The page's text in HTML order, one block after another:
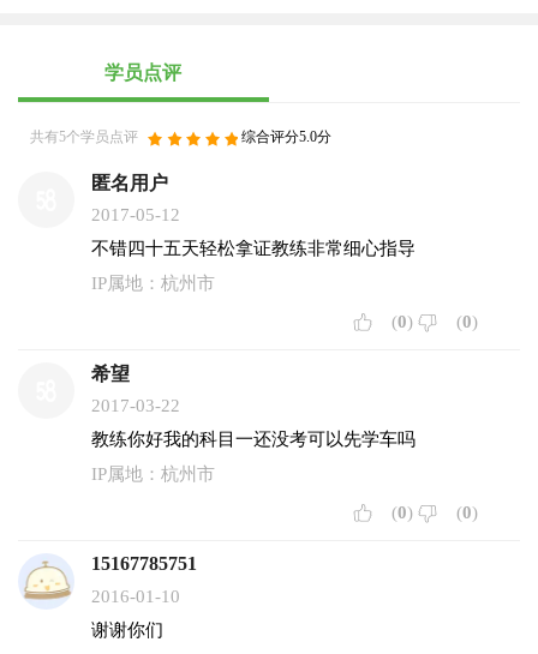
学员点评
共有5个学员点评 综合评分5.0分
匿名用户
2017-05-12
不错四十五天轻松拿证教练非常细心指导
IP属地：杭州市
(0) (0)
希望
2017-03-22
教练你好我的科目一还没考可以先学车吗
IP属地：杭州市
(0) (0)
15167785751
2016-01-10
谢谢你们